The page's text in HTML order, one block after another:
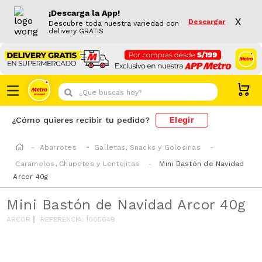
¡Descarga la App!
Descubre toda nuestra variedad con
delivery GRATIS
Descargar X
¿Que buscas hoy?
¿Cómo quieres recibir tu pedido? Elegir
Abarrotes
Galletas, Snacks y Golosinas
Caramelos, Chupetes y Lentejitas
Mini Bastón de Navidad
Arcor 40g
Mini Bastón de Navidad Arcor 40g
ARCOR REFERENCIA:1005649